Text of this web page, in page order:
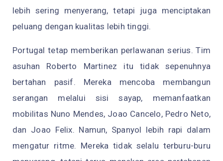
lebih sering menyerang, tetapi juga menciptakan
peluang dengan kualitas lebih tinggi.
Portugal tetap memberikan perlawanan serius. Tim
asuhan Roberto Martinez itu tidak sepenuhnya
bertahan pasif. Mereka mencoba membangun
serangan melalui sisi sayap, memanfaatkan
mobilitas Nuno Mendes, Joao Cancelo, Pedro Neto,
dan Joao Felix. Namun, Spanyol lebih rapi dalam
mengatur ritme. Mereka tidak selalu terburu-buru